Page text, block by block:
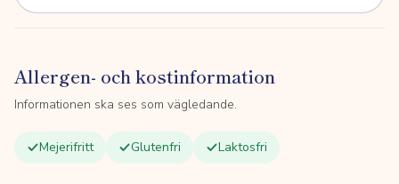
Allergen- och kostinformation
Informationen ska ses som vägledande.
Mejerifritt Glutenfri Laktosfri